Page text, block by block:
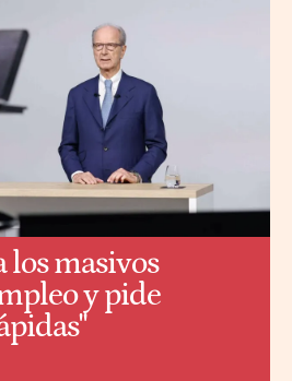
los masivos
y pide